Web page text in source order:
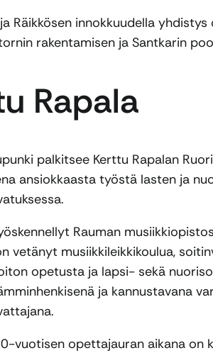
Räikkösen innokkuudella
rakentamisen ja Santkarin
Rapala
palkitsee Kerttu Rapalan
ansiokkaasta työstä lasten ja
Rauman
vetänyt musiikkileikkikoulua,
opetusta ja lapsi- sekä
ja kannustavana
vuotisen opettajauran aikana on